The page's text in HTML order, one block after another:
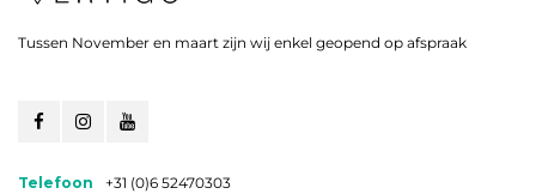
Tussen November en maart zijn wij enkel geopend op afspraak
Telefoon
+31 (0)6 52470303